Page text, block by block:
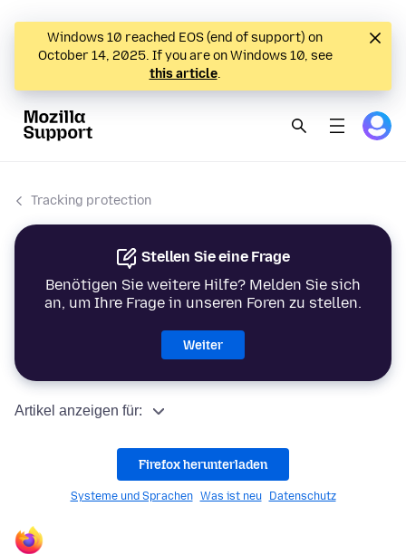
Windows 10 reached EOS (end of support) on
October 14, 2025. If you are on Windows 10, see
this article.
Tracking protection
Stellen Sie eine Frage
Benötigen Sie weitere Hilfe? Melden Sie sich
an, um Ihre Frage in unseren Foren zu stellen.
Weiter
Artikel anzeigen für:
Firefox herunterladen
Systeme und Sprachen Was ist neu Datenschutz